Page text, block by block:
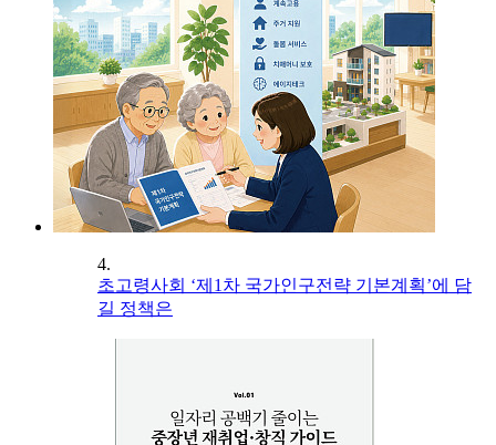
4.
초고령사회 ‘제1차 국가인구전략 기본계획’에 담
길 정책은